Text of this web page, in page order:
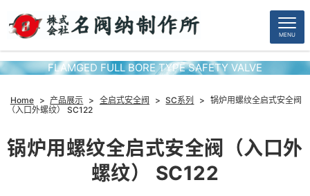
MENU
FLAMGED FULL BORE TYPE SAFETY VALVE
Home > 产品展示 > 全启式安全阀 > SC系列 >
锅炉用螺纹全启式安全阀
（入口外螺纹） SC122
锅炉用螺纹全启式安全阀（入口外
螺纹） SC122